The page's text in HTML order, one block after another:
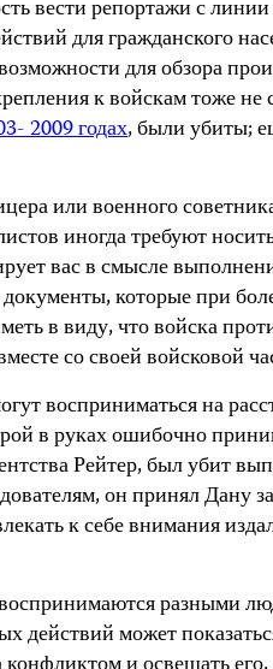
вести репортажи с
для гражданского
для обзора
к войскам тоже не
2009 годах, были убиты;
или военного
иногда требуют
вас в смысле
которые при
в виду, что войска
со своей войсковой
восприниматься на
в руках ошибочно
Рейтер, был убит
он принял Дану
к себе внимания
разными
может